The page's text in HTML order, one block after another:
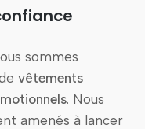
sommes
vêtements
. Nous
amenés à lancer